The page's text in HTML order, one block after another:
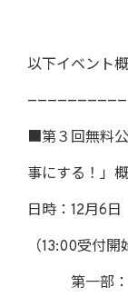
以下イベント
■第３回無料
事にする！」
日時：12月6
（13:00受付開
第一部：